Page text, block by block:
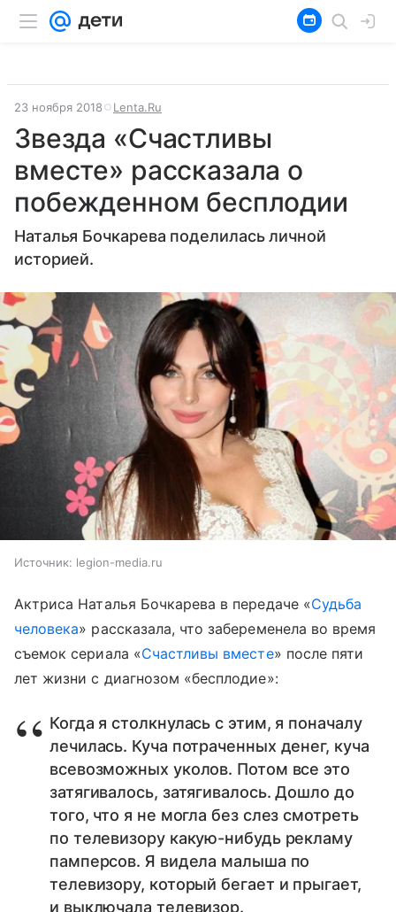
23 ноября 2018 Lenta.Ru
Звезда «Счастливы
вместе» рассказала о
побежденном бесплодии
Наталья Бочкарева поделилась личной
историей.
Источник: legion-media.ru
Актриса Наталья Бочкарева в передаче «Судьба
человека» рассказала, что забеременела во время
съемок сериала «Счастливы вместе» после пяти
лет жизни с диагнозом «бесплодие»:
Когда я столкнулась с этим, я поначалу
лечилась. Куча потраченных денег, куча
всевозможных уколов. Потом все это
затягивалось, затягивалось. Дошло до
того, что я не могла без слез смотреть
по телевизору какую-нибудь рекламу
памперсов. Я видела малыша по
телевизору, который бегает и прыгает,
и выключала телевизор.